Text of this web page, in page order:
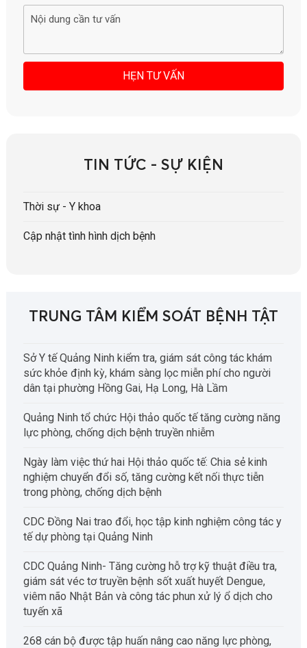
TIN TỨC - SỰ KIỆN
Thời sự - Y khoa
Cập nhật tình hình dịch bệnh
TRUNG TÂM KIỂM SOÁT BỆNH TẬT
Sở Y tế Quảng Ninh kiểm tra, giám sát công tác khám
sức khỏe định kỳ, khám sàng lọc miễn phí cho người
dân tại phường Hồng Gai, Hạ Long, Hà Lầm
Quảng Ninh tổ chức Hội thảo quốc tế tăng cường năng
lực phòng, chống dịch bệnh truyền nhiễm
Ngày làm việc thứ hai Hội thảo quốc tế: Chia sẻ kinh
nghiệm chuyển đổi số, tăng cường kết nối thực tiễn
trong phòng, chống dịch bệnh
CDC Đồng Nai trao đổi, học tập kinh nghiệm công tác y
tế dự phòng tại Quảng Ninh
CDC Quảng Ninh- Tăng cường hỗ trợ kỹ thuật điều tra,
giám sát véc tơ truyền bệnh sốt xuất huyết Dengue,
viêm não Nhật Bản và công tác phun xử lý ổ dịch cho
tuyến xã
268 cán bộ được tập huấn nâng cao năng lực phòng,